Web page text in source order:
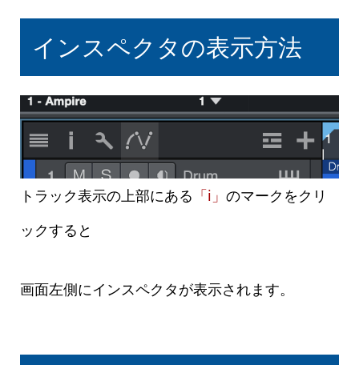
インスペクタの表示方法
トラック表示の上部にある 「i」 のマークをクリ
ックすると
画面左側にインスペクタが表示されます。